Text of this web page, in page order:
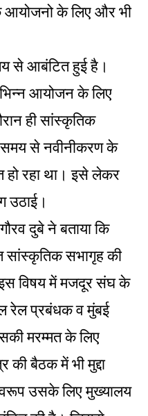
आयोजनो के लिए और भी
से आबंटित हुई है।
आयोजन के लिए
ही सांस्कृतिक
समय से नवीनीकरण के
हो रहा था। इसे लेकर
उठाई।
दुबे ने बताया कि
सांस्कृतिक सभागृह की
विषय में मजदूर संघ के
रेल प्रबंधक व मुंबई
मरम्मत के लिए
की बैठक में भी मुद्दा
उसके लिए मुख्यालय